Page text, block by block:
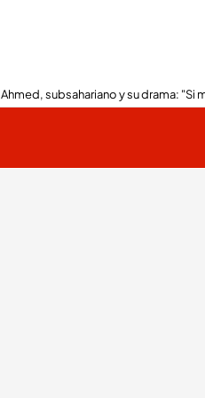
Ahmed, subsahariano y su drama: